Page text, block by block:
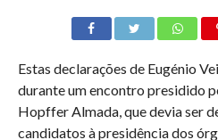
Estas declarações de Eugénio
durante um encontro presidido
Hopffer Almada, que devia ser
candidatos à presidência dos